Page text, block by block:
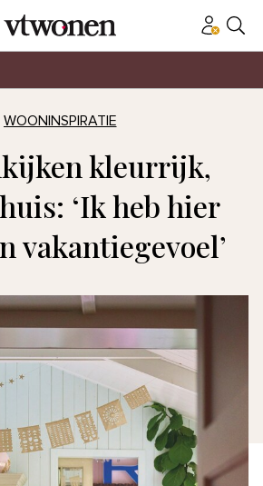
WOONINSPIRATIE
kleurrijk,
‘Ik heb hier
vakantiegevoel’